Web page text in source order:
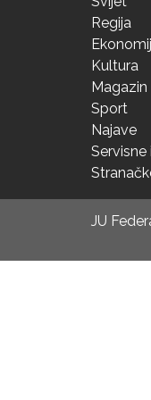
Regija
Kultura
Magazin
Sport
Najave
JU